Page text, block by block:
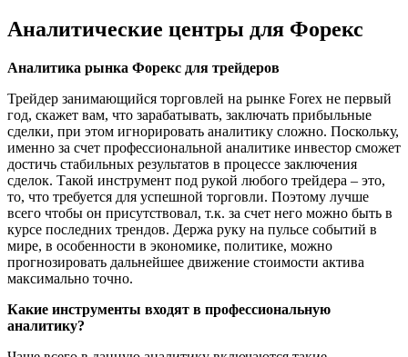
Аналитические центры для Форекс
Аналитика рынка Форекс для трейдеров
Трейдер занимающийся торговлей на рынке Forex не первый
год, скажет вам, что зарабатывать, заключать прибыльные
сделки, при этом игнорировать аналитику сложно. Поскольку,
именно за счет профессиональной аналитике инвестор сможет
достичь стабильных результатов в процессе заключения
сделок. Такой инструмент под рукой любого трейдера – это,
то, что требуется для успешной торговли. Поэтому лучше
всего чтобы он присутствовал, т.к. за счет него можно быть в
курсе последних трендов. Держа руку на пульсе событий в
мире, в особенности в экономике, политике, можно
прогнозировать дальнейшее движение стоимости актива
максимально точно.
Какие инструменты входят в профессиональную
аналитику?